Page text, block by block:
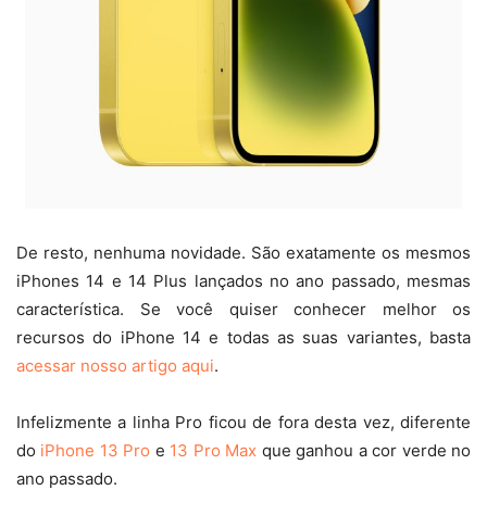
De resto, nenhuma novidade. São exatamente os mesmos
iPhones 14 e 14 Plus lançados no ano passado, mesmas
característica. Se você quiser conhecer melhor os
recursos do iPhone 14 e todas as suas variantes, basta
acessar nosso artigo aqui.
Infelizmente a linha Pro ficou de fora desta vez, diferente
do iPhone 13 Pro e 13 Pro Max que ganhou a cor verde no
ano passado.